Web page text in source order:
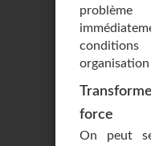
force
On peut